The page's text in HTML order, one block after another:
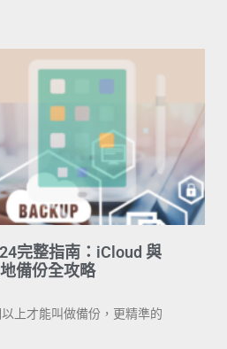
完整指南：iCloud 與
備份全攻略
上才能叫做備份，更精準的